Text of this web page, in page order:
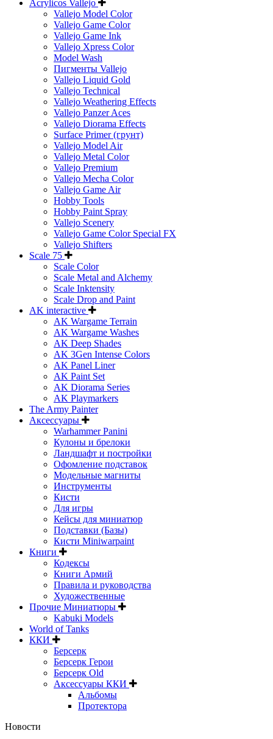
Acrylicos Vallejo
Vallejo Model Color
Vallejo Game Color
Vallejo Game Ink
Vallejo Xpress Color
Model Wash
Пигменты Vallejo
Vallejo Liquid Gold
Vallejo Technical
Vallejo Weathering Effects
Vallejo Panzer Aces
Vallejo Diorama Effects
Surface Primer (грунт)
Vallejo Model Air
Vallejo Metal Color
Vallejo Premium
Vallejo Mecha Color
Vallejo Game Air
Hobby Tools
Hobby Paint Spray
Vallejo Scenery
Vallejo Game Color Special FX
Vallejo Shifters
Scale 75
Scale Color
Scale Metal and Alchemy
Scale Inktensity
Scale Drop and Paint
AK interactive
AK Wargame Terrain
AK Wargame Washes
AK Deep Shades
AK 3Gen Intense Colors
AK Panel Liner
AK Paint Set
AK Diorama Series
AK Playmarkers
The Army Painter
Аксессуары
Warhammer Panini
Кулоны и брелоки
Ландшафт и постройки
Офомление подставок
Модельные магниты
Инструменты
Кисти
Для игры
Кейсы для миниатюр
Подставки (Базы)
Кисти Miniwarpaint
Книги
Кодексы
Книги Армий
Правила и руководства
Художественные
Прочие Миниатюры
Kabuki Models
World of Tanks
ККИ
Берсерк
Берсерк Герои
Берсерк Old
Аксессуары ККИ
Альбомы
Протектора
Новости